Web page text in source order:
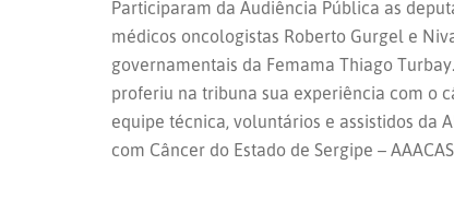
Participaram da Audiência Pública as
médicos oncologistas Roberto Gurgel e
governamentais da Femama Thiago
proferiu na tribuna sua experiência com o
equipe técnica, voluntários e assistidos da
com Câncer do Estado de Sergipe –